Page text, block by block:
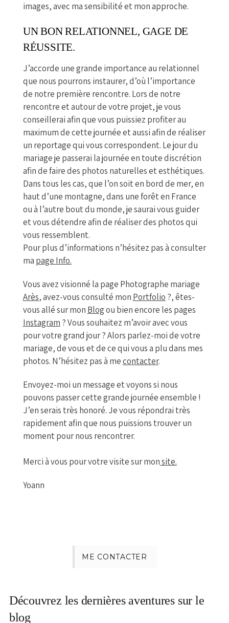
images, avec ma sensibilité et mon approche.
UN BON RELATIONNEL, GAGE DE
RÉUSSITE.
J’accorde une grande importance au relationnel
que nous pourrons instaurer, d’où l’importance
de notre première rencontre. Lors de notre
rencontre et autour de votre projet, je vous
conseillerai afin que vous puissiez profiter au
maximum de cette journée et aussi afin de réaliser
un reportage qui vous correspondent. Le jour du
mariage je passerai la journée en toute discrétion
afin de faire des photos naturelles et esthétiques.
Dans tous les cas, que l’on soit en bord de mer, en
haut d’une montagne, dans une forêt en France
ou à l’autre bout du monde, je saurai vous guider
et vous détendre afin de réaliser des photos qui
vous ressemblent.
Pour plus d’informations n’hésitez pas à consulter
ma page Info.
Vous avez visionné la page Photographe mariage
Arès, avez-vous consulté mon Portfolio ?, êtes-
vous allé sur mon Blogou bien encore les pages
Instagram ? Vous souhaitez m’avoir avec vous
pour votre grand jour ? Alors parlez-moi de votre
mariage, de vous et de ce qui vous a plu dans mes
photos. N’hésitez pas à mecontacter.
Envoyez-moi un message et voyons si nous
pouvons passer cette grande journée ensemble !
J’en serais très honoré. Je vous répondrai très
rapidement afin que nous puissions trouver un
moment pour nous rencontrer.
Merci à vous pour votre visite sur monsite.
Yoann
ME CONTACTER
Découvrez les dernières aventures sur le
blog